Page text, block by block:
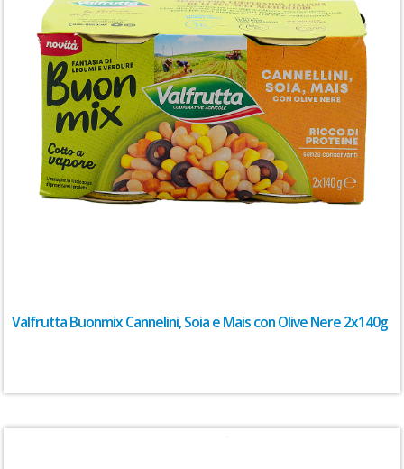
Valfrutta Buonmix Cannelini, Soia e Mais con Olive Nere 2x140g